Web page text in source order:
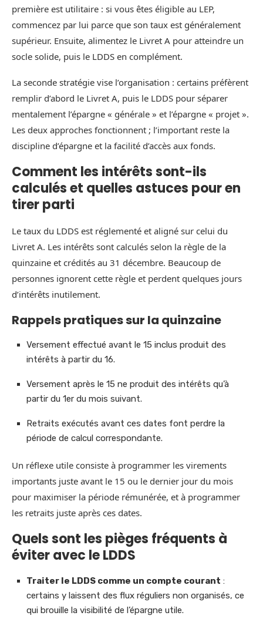
première est utilitaire : si vous êtes éligible au LEP,
commencez par lui parce que son taux est généralement
supérieur. Ensuite, alimentez le Livret A pour atteindre un
socle solide, puis le LDDS en complément.
La seconde stratégie vise l’organisation : certains préfèrent
remplir d’abord le Livret A, puis le LDDS pour séparer
mentalement l’épargne « générale » et l’épargne « projet ».
Les deux approches fonctionnent ; l’important reste la
discipline d’épargne et la facilité d’accès aux fonds.
Comment les intérêts sont-ils
calculés et quelles astuces pour en
tirer parti
Le taux du LDDS est réglementé et aligné sur celui du
Livret A. Les intérêts sont calculés selon la règle de la
quinzaine et crédités au 31 décembre. Beaucoup de
personnes ignorent cette règle et perdent quelques jours
d’intérêts inutilement.
Rappels pratiques sur la quinzaine
Versement effectué avant le 15 inclus produit des
intérêts à partir du 16.
Versement après le 15 ne produit des intérêts qu’à
partir du 1er du mois suivant.
Retraits exécutés avant ces dates font perdre la
période de calcul correspondante.
Un réflexe utile consiste à programmer les virements
importants juste avant le 15 ou le dernier jour du mois
pour maximiser la période rémunérée, et à programmer
les retraits juste après ces dates.
Quels sont les pièges fréquents à
éviter avec le LDDS
Traiter le LDDS comme un compte courant :
certains y laissent des flux réguliers non organisés, ce
qui brouille la visibilité de l’épargne utile.